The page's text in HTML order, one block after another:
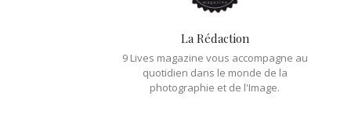
La Rédaction
9 Lives magazine vous accompagne au
quotidien dans le monde de la
photographie et de l'Image.